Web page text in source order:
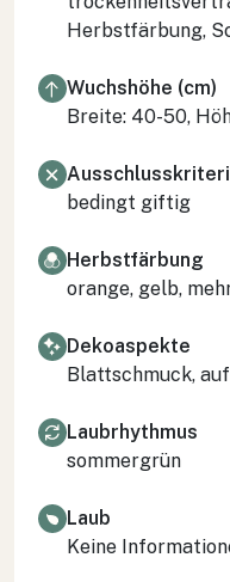
Herbstfärbung,
Wuchshöhe (cm)
Breite: 40-50,
bedingt giftig
Herbstfärbung
orange, gelb,
Dekoaspekte
Blattschmuck,
Laubrhythmus
sommergrün
Laub
Keine